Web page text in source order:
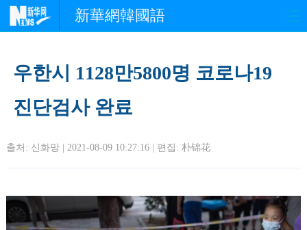
新華網韓國語
경제 포토
중한교류
연예 관광
우한시 1128만5800명 코로나19
진단검사 완료
출처: 신화망 | 2021-08-09 10:27:16 | 편집: 朴锦花